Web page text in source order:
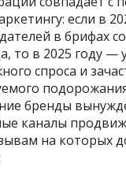
если в
в брифах
то в 2025 году —
спроса и
бренды
каналы
на которых